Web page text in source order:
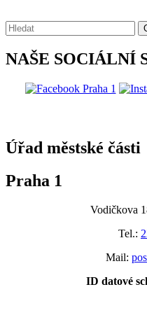
Vyhledávání:
NAŠE SOCIÁLNÍ
Úřad městské části
Praha 1
Vodičkova
Tel.:
Mail:
ID datové